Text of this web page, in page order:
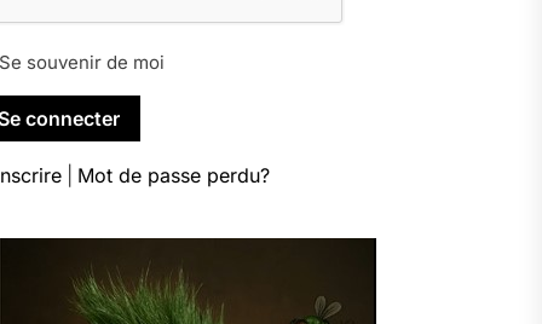
Se souvenir de moi
Mot de passe perdu?